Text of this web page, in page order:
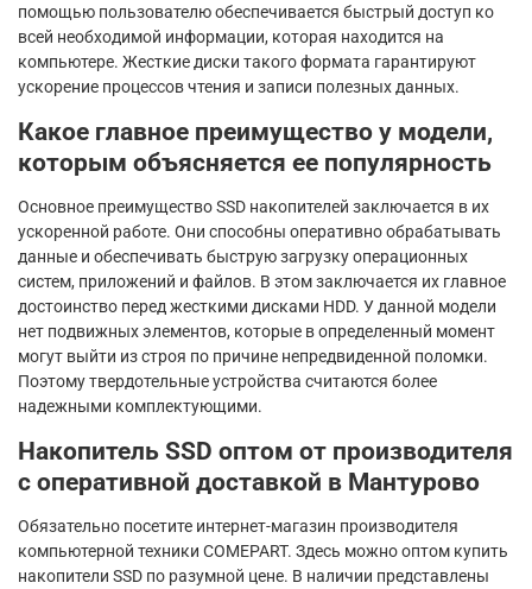
помощью пользователю обеспечивается быстрый доступ ко
всей необходимой информации, которая находится на
компьютере. Жесткие диски такого формата гарантируют
ускорение процессов чтения и записи полезных данных.
Какое главное преимущество у модели,
которым объясняется ее популярность
Основное преимущество SSD накопителей заключается в их
ускоренной работе. Они способны оперативно обрабатывать
данные и обеспечивать быструю загрузку операционных
систем, приложений и файлов. В этом заключается их главное
достоинство перед жесткими дисками HDD. У данной модели
нет подвижных элементов, которые в определенный момент
могут выйти из строя по причине непредвиденной поломки.
Поэтому твердотельные устройства считаются более
надежными комплектующими.
Накопитель SSD оптом от производителя
с оперативной доставкой в Мантурово
Обязательно посетите интернет-магазин производителя
компьютерной техники COMEPART. Здесь можно оптом купить
накопители SSD по разумной цене. В наличии представлены